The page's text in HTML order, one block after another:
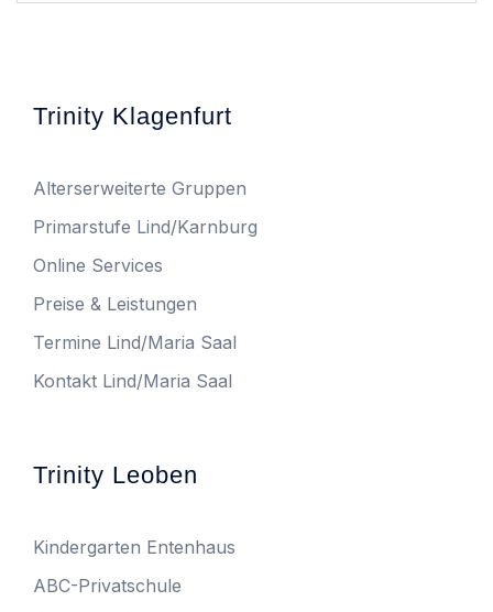
Trinity Klagenfurt
Alterserweiterte Gruppen
Primarstufe Lind/Karnburg
Online Services
Preise & Leistungen
Termine Lind/Maria Saal
Kontakt Lind/Maria Saal
Trinity Leoben
Kindergarten Entenhaus
ABC-Privatschule